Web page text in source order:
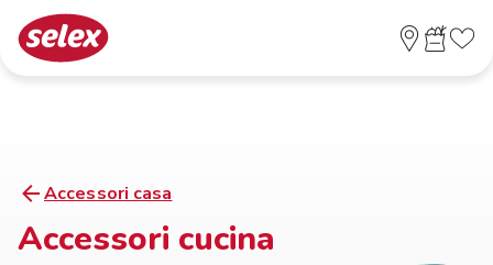
Accessori casa
Accessori cucina